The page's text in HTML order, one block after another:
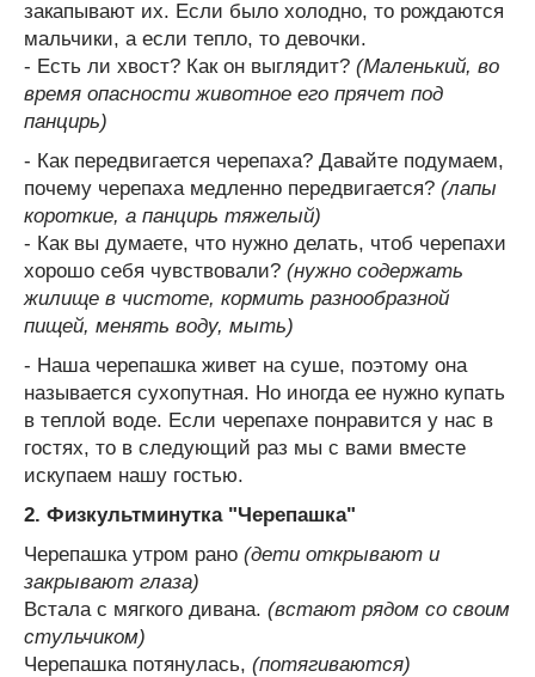
закапывают их. Если было холодно, то рождаются
мальчики, а если тепло, то девочки.
- Есть ли хвост? Как он выглядит? (Маленький, во
время опасности животное его прячет под
панцирь)
- Как передвигается черепаха? Давайте подумаем,
почему черепаха медленно передвигается? (лапы
короткие, а панцирь тяжелый)
- Как вы думаете, что нужно делать, чтоб черепахи
хорошо себя чувствовали? (нужно содержать
жилище в чистоте, кормить разнообразной
пищей, менять воду, мыть)
- Наша черепашка живет на суше, поэтому она
называется сухопутная. Но иногда ее нужно купать
в теплой воде. Если черепахе понравится у нас в
гостях, то в следующий раз мы с вами вместе
искупаем нашу гостью.
2. Физкультминутка "Черепашка"
Черепашка утром рано (дети открывают и
закрывают глаза)
Встала с мягкого дивана. (встают рядом со своим
стульчиком)
Черепашка потянулась, (потягиваются)